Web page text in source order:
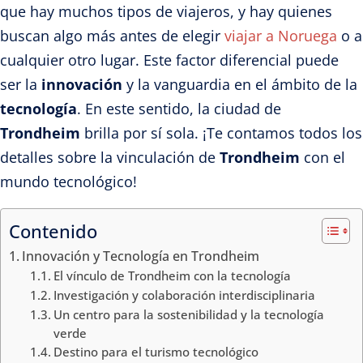
que hay muchos tipos de viajeros, y hay quienes
buscan algo más antes de elegir viajar a Noruega o a
cualquier otro lugar. Este factor diferencial puede
ser la innovación y la vanguardia en el ámbito de la
tecnología. En este sentido, la ciudad de
Trondheim brilla por sí sola. ¡Te contamos todos los
detalles sobre la vinculación de Trondheim con el
mundo tecnológico!
Contenido
Innovación y Tecnología en Trondheim
El vínculo de Trondheim con la tecnología
Investigación y colaboración interdisciplinaria
Un centro para la sostenibilidad y la tecnología
verde
Destino para el turismo tecnológico